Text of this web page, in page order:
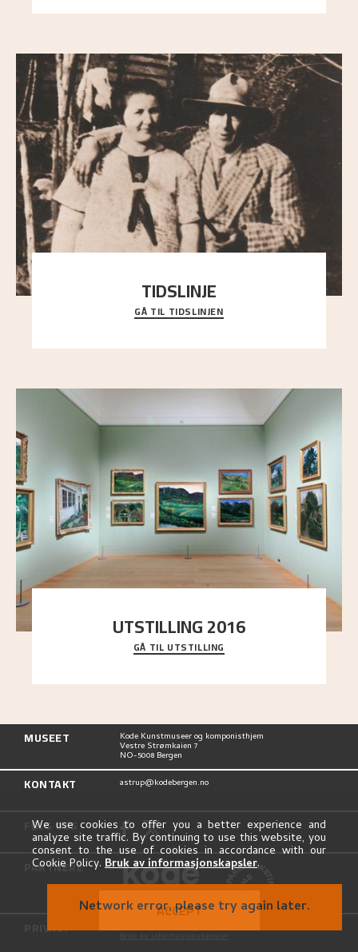
TIDSLINJE
Bli kjent med Nikolai Astrups liv, kunstnerskap og
ettermæle i en interaktiv presentasjon.
GÅ TIL TIDSLINJEN
UTSTILLING 2016
En komplett oversikt over Nikolai Astrups
utstillinger, fra debuten i 1900 og frem til i dag.
GÅ TIL UTSTILLING
MUSEET Kode Kunstmuseer og komponisthjem
Vestre Strømkaien 7
NO-5008 Bergen
KONTAKT astrup@kodebergen.no
FØLG OSS
PARTNERE
PRIVACY Personvernerklæring
We use cookies to offer you a better experience and
analyze site traffic. By continuing to use this website, you
consent to the use of cookies in accordance with our
Cookie Policy. Bruk av informasjonskapsler.
ACCEPT